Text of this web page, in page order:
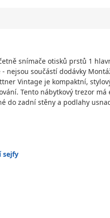
snímače otisků prstů 1
nejsou součástí dodávky
Vintage je kompaktní,
Tento nábytkový trezor
do zadní stěny a podlahy
sejfy